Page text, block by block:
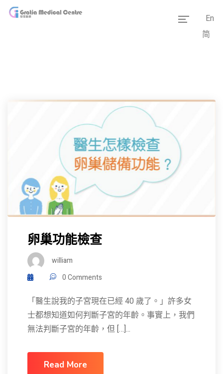
醫學資訊
套餐價格
傳媒報道
En
简
卵巢功能檢查
william
0 Comments
「醫生說我的子宮現在已經 40 歲了。」許多女
士都想知道如何判斷子宮的年齡。事實上，我們
無法判斷子宮的年齡，但 […]...
Read More